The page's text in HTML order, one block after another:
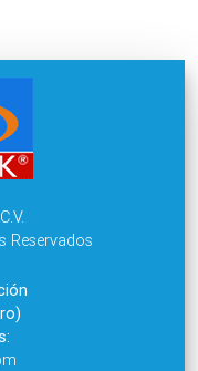
Reservados